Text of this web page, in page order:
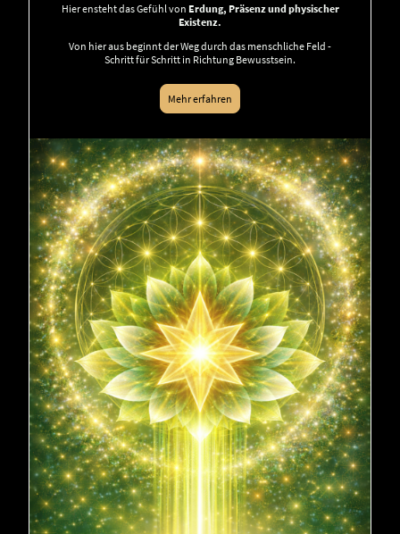
Hier ensteht das Gefühl von Erdung, Präsenz und physischer
Existenz.
Von hier aus beginnt der Weg durch das menschliche Feld -
Schritt für Schritt in Richtung Bewusstsein.
Mehr erfahren